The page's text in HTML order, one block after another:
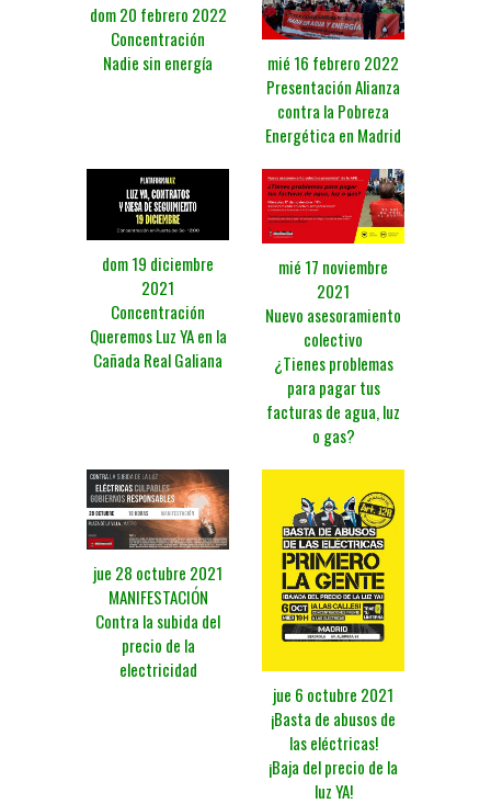
dom 20 febrero 2022
Concentración
Nadie sin energía
mié 16 febrero 2022
Presentación Alianza
contra la Pobreza
Energética en Madrid
dom 19 diciembre
2021
Concentración
Queremos Luz YA en la
Cañada Real Galiana
mié 17 noviembre
2021
Nuevo asesoramiento
colectivo
¿Tienes problemas
para pagar tus
facturas de agua, luz
o gas?
jue 28 octubre 2021
MANIFESTACIÓN
Contra la subida del
precio de la
electricidad
jue 6 octubre 2021
¡Basta de abusos de
las eléctricas!
¡Baja del precio de la
luz YA!